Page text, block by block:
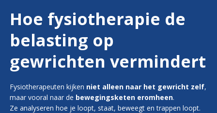
Hoe fysiotherapie de
belasting op
gewrichten vermindert
Fysiotherapeuten kijken niet alleen naar het gewricht zelf,
maar vooral naar de bewegingsketen eromheen.
Ze analyseren hoe je loopt, staat, beweegt en trappen loopt.